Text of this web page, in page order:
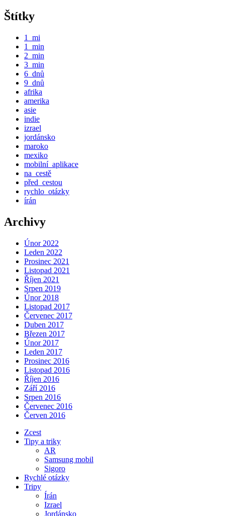
Štítky
1_mi
1_min
2_min
3_min
6_dnů
9_dnů
afrika
amerika
asie
indie
izrael
jordánsko
maroko
mexiko
mobilní_aplikace
na_cestě
před_cestou
rychlo_otázky
írán
Archivy
Únor 2022
Leden 2022
Prosinec 2021
Listopad 2021
Říjen 2021
Srpen 2019
Únor 2018
Listopad 2017
Červenec 2017
Duben 2017
Březen 2017
Únor 2017
Leden 2017
Prosinec 2016
Listopad 2016
Říjen 2016
Září 2016
Srpen 2016
Červenec 2016
Červen 2016
Zcest
Tipy a triky
AR
Samsung mobil
Sigoro
Rychlé otázky
Tripy
Írán
Izrael
Jordánsko